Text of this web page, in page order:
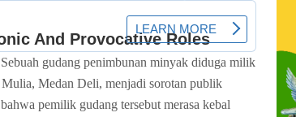
gudang penimbunan minyak diduga milik
Medan Deli, menjadi sorotan publik
pemilik gudang tersebut merasa kebal